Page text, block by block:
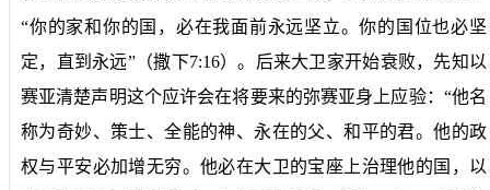
“你的家和你的国，必在我面前永远坚立。你的国位也必坚
定，直到永远”（撒下7:16）。后来大卫家开始衰败，先知以
赛亚清楚声明这个应许会在将要来的弥赛亚身上应验：“他名
称为奇妙、策士、全能的神、永在的父、和平的君。他的政
权与平安必加增无穷。他必在大卫的宝座上治理他的国，以